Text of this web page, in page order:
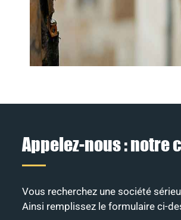
Appelez-nous : notre
Vous recherchez une société
Ainsi remplissez le formulaire ci-